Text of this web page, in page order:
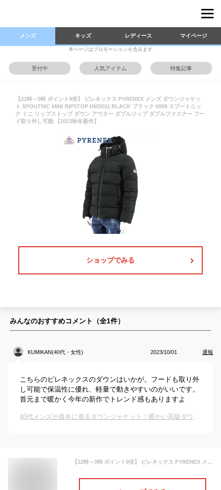
メンズ キッズ レディース マイページ
本ページはプロモーションを含みます
受付中 人気アイテム 特集記事
【22時～0時 ポイント9倍】 ピレネックス PYRENEX メンズ ダウンジャケッ
ト SPOUTNIC MINI RIPSTOP HMS011 BLACK ブラック 0009 スプートニッ
ク ミニ リップストップ ダウン アウター ダブルジップ ダブルファスナー フー
ド取り外し可能 【2023秋冬新作】
ショップでみる
みんなのおすすめコメント（全1件）
KUMIKAN(40代・女性) 2023/10/01 通報
こちらのピレネックスのダウンはいかが。フードも取り外
し可能で保温性に優れ、軽量で動きやすいのがいいです。
首元まで暖かく今年の新作でトレンド感もありますよ
40代メンズが真冬に着るダウンジャケット！暖かい高級ダウンのおすすめは？
【22時～0時 ポイント9倍】 ピレネックス PYRENEX メンズ ダウンジャケット SPOUTNIC MINI RIPSTOP HMS011 BLACK ブラック 0009 スプートニック ミニ リップストップ ダウン アウター ダブルジップ ダブルファスナー フード取り外し可能 【2023秋冬新作】